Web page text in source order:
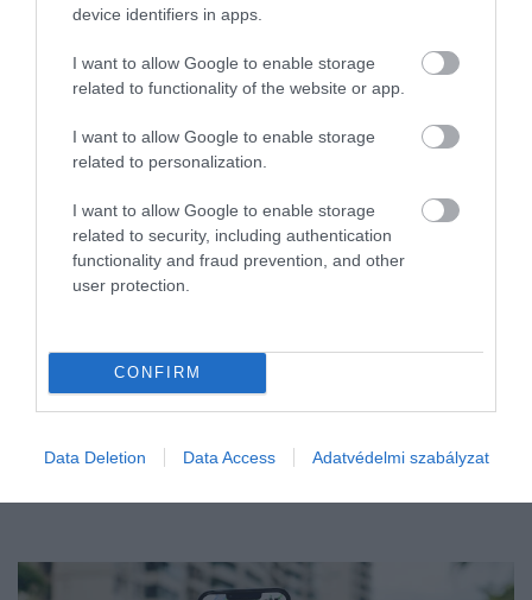
device identifiers in apps.
I want to allow Google to enable storage
related to functionality of the website or app.
I want to allow Google to enable storage
related to personalization.
I want to allow Google to enable storage
related to security, including authentication
functionality and fraud prevention, and other
user protection.
CONFIRM
Data Deletion Data Access Adatvédelmi szabályzat
Most ezeket a turistákat sarcolja meg Barcelona
vezetése
Barcelona városvezetése közel a háromszorosára növelné a
tengerjáró hajókkal érkező, kevesebb mint 12 órát tartózkodó
látogatók napi…